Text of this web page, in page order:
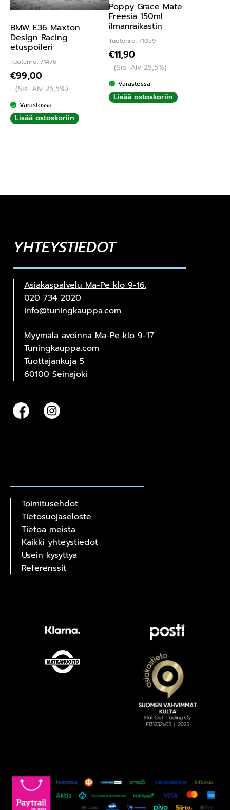
BMW E36 Maxton
Design Racing
etuspoileri
Tuotenro: 71476
€99,00
(Sis. Alv 25,5%)
Varastossa
Lisää ostoskoriin
Poppy Grace Mate
Freesia 150ml
ilmanraikastin
Tuotenro: 71059
€11,90
(Sis. Alv 25,5%)
Varastossa
Lisää ostoskoriin
YHTEYSTIEDOT
Asiakaspalvelu Ma-Pe klo 9-16.
020 734 2020
info@tuningkauppa.com
Myymälä avoinna Ma-Pe klo 9-17.
Tuningkauppa.com
Tuottajankuja 5
60100 Seinäjoki
Toimitusehdot
Tietosuojaseloste
Tietoa meistä
Kaikki yhteystiedot
Usein kysyttyä
Referenssit